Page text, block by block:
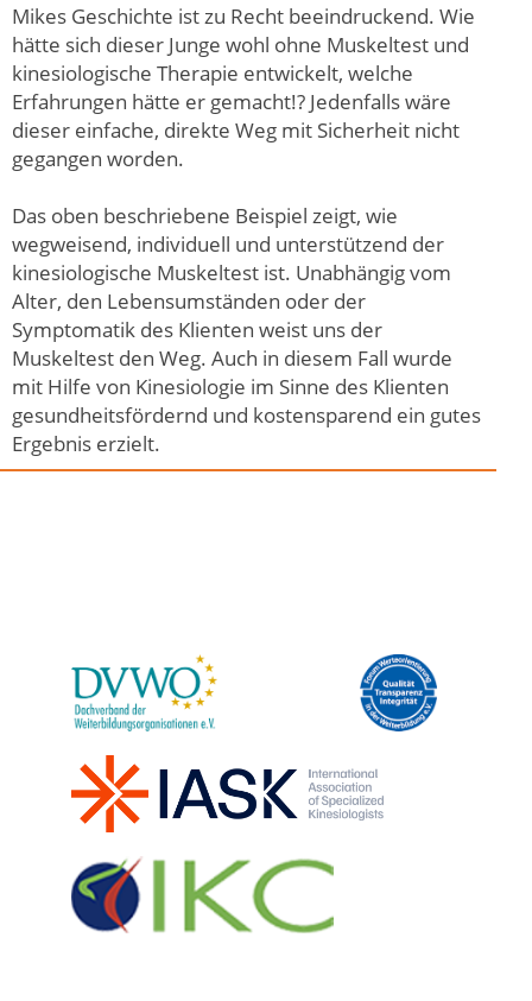
Mikes Geschichte ist zu Recht beeindruckend. Wie
hätte sich dieser Junge wohl ohne Muskeltest und
kinesiologische Therapie entwickelt, welche
Erfahrungen hätte er gemacht!? Jedenfalls wäre
dieser einfache, direkte Weg mit Sicherheit nicht
gegangen worden.
Das oben beschriebene Beispiel zeigt, wie
wegweisend, individuell und unterstützend der
kinesiologische Muskeltest ist. Unabhängig vom
Alter, den Lebensumständen oder der
Symptomatik des Klienten weist uns der
Muskeltest den Weg. Auch in diesem Fall wurde
mit Hilfe von Kinesiologie im Sinne des Klienten
gesundheitsfördernd und kostensparend ein gutes
Ergebnis erzielt.